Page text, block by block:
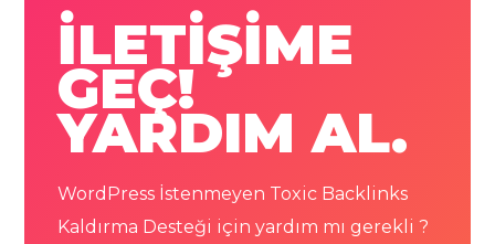
İLETİŞİME
GEÇ!
YARDIM AL.
WordPress İstenmeyen Toxic Backlinks
Kaldırma Desteği için yardım mı gerekli ?